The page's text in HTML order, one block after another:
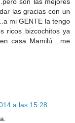
las gracias con un
mi GENTE la tengo
ricos bizcochitos ya
casa Mamilú....me
a las 15:28